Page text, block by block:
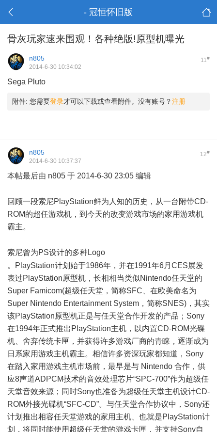
- 冠恒怀旧版
骨灰玩家速来围观！各种绝版!原型机曝光
11#
n805
2014-6-30 10:34:02
Sega Pluto
附件: 您需要登录才可以下载或查看附件。没有账号？注册
12#
n805
2014-6-30 10:37:37
本帖最后由 n805 于 2014-6-30 23:05 编辑
回顾一段索尼PlayStation鲜为人知的历史，从一台附带CD-
ROM的超任游戏机，到今天的改变游戏市场的家用游戏机
霸主。
索尼曾为PS设计的多种Logo
。PlayStation计划始于1986年，并在1991年6月CES展发
表过PlayStation原型机，长相相当类似Nintendo任天堂的
Super Famicom(超级任天堂，简称SFC、在欧美命名为
Super Nintendo Entertainment System，简称SNES)，其实
该PlayStation原型机正是与任天堂合作开发的产品；Sony
在1994年正式推出PlayStation主机，以内置CD-ROM光碟
机、舍弃传统卡匣，并获得许多游戏厂商的青睐，逐渐成为
日系家用游戏主机霸主。相信许多资深玩家都知道，Sony
在踏入家用游戏主机市场前，最早是与 Nintendo 合作，供
应8声道ADPCM技术的音效处理芯片“SPC-700”作为超级任
天堂音效来源；同时Sony也准备为超级任天堂主机设计CD-
ROM外接光碟机“SFC-CD”。与任天堂合作协议中，Sony还
计划推出相容任天堂游戏的家用主机、也就是PlayStation计
划，将同时能使用超级任天堂的游戏卡匣，并支持Sony自